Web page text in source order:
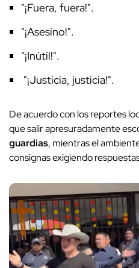
"¡Fuera, fuera!".
"¡Asesino!".
"¡Inútil!".
"¡Justicia, justicia!".
De acuerdo con los reportes
que salir apresuradamente
guardias, mientras el
consignas exigiendo